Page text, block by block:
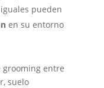
pueden
en su entorno
grooming entre
suelo